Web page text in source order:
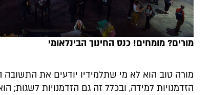
מורים? מומחים! כנס החינוך הבינלאומי
מורה טוב הוא לא מי שתלמידיו יודעים את
הזדמנויות למידה, ובכלל זה גם הזדמנויות לשגות;